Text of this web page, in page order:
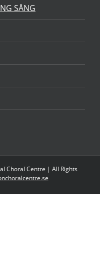
SÅNG
Choral Centre | All Rights